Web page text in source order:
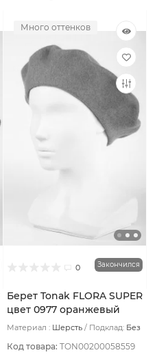
Много оттенков
0 Закончился
Берет Tonak FLORA SUPER
цвет 0977 оранжевый
Материал : Шерсть Подклад: Без
Код товара: TON00200058559